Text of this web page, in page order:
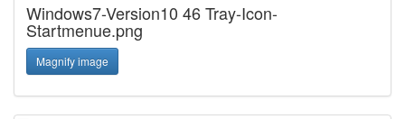
Windows7-Version10 46 Tray-Icon-
Startmenue.png
Magnify image